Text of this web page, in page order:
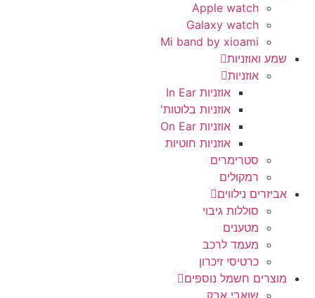
Apple watch
Galaxy watch
Mi band by xioami
שמע ואוזניות
אוזניות
אוזניות In Ear
אוזניות בלוטות'
אוזניות On Ear
אוזניות חוטיות
סטרימרים
רמקולים
אביזרים נילווים
סוללות גיבוי
מטענים
מעמד לרכב
כרטיסי זיכרון
מוצרים חשמל נוספים
שואבי אבק